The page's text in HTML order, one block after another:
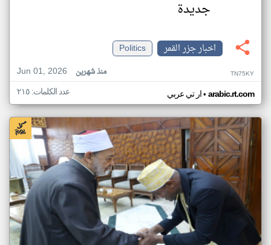
جديدة
اخبار جزر القمر
Politics
Jun 01, 2026
منذ شهرين TN75KY
ار تي عربي• arabic.rt.com عدد الكلمات: ٢١٥